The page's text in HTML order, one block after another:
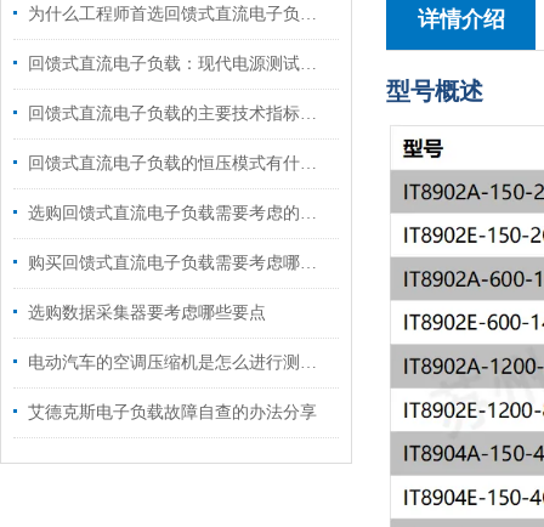
为什么工程师首选回馈式直流电子负载进行电源测试？
回馈式直流电子负载：现代电源测试与调试的得力助手
回馈式直流电子负载的主要技术指标说明
回馈式直流电子负载的恒压模式有什么用途?
选购回馈式直流电子负载需要考虑的九大要素
购买回馈式直流电子负载需要考虑哪些要素？
选购数据采集器要考虑哪些要点
电动汽车的空调压缩机是怎么进行测试的?
艾德克斯电子负载故障自查的办法分享
详情介绍
型号概述